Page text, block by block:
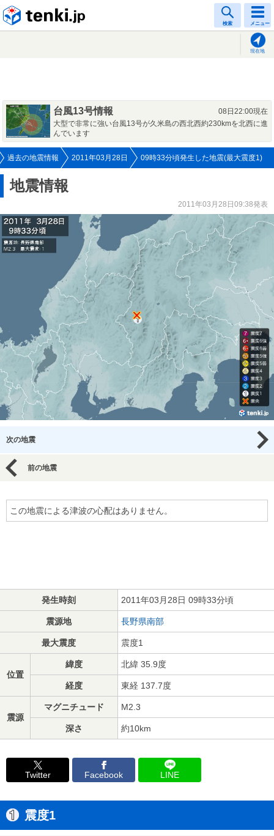
検索 メニュー
現在地
台風13号情報
08日22:00現在
大型で非常に強い台風13号が久米島の西北西約230kmを北西に進
んでいます
過去の地震情報 2011年03月28日 09時33分頃発生した地震(最大震度1)
地震情報
2011年03月28日09:38発表
次の地震
前の地震
この地震による津波の心配はありません。
発生時刻 2011年03月28日 09時33分頃
震源地 長野県南部
最大震度 震度1
位置
緯度 北緯 35.9度
経度 東経 137.7度
震源
マグニチュード M2.3
深さ 約10km
Twitter Facebook LINE
震度1